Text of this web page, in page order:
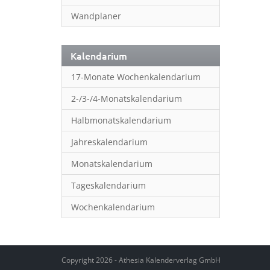
Wandplaner
Kalendarium
17-Monate Wochenkalendarium
2-/3-/4-Monatskalendarium
Halbmonatskalendarium
Jahreskalendarium
Monatskalendarium
Tageskalendarium
Wochenkalendarium
Copyright 2026 - Athesia Kalenderverlag GmbH